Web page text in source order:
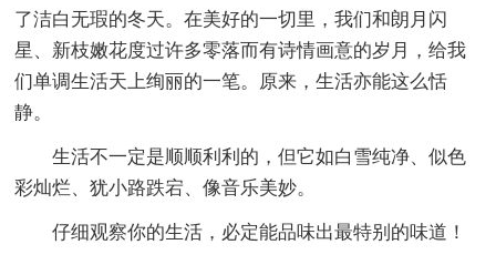
了洁白无瑕的冬天。在美好的一切里，我们和朗月闪
星、新枝嫩花度过许多零落而有诗情画意的岁月，给我
们单调生活天上绚丽的一笔。原来，生活亦能这么恬
静。
生活不一定是顺顺利利的，但它如白雪纯净、似色
彩灿烂、犹小路跌宕、像音乐美妙。
仔细观察你的生活，必定能品味出最特别的味道！